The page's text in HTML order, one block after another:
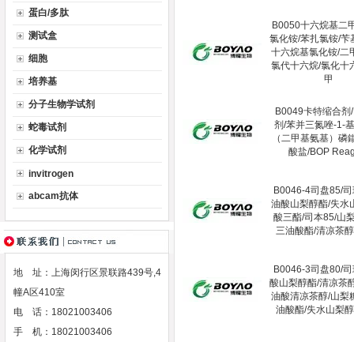
蛋白/多肽
测试盒
细胞
培养基
分子生物学试剂
蛇毒试剂
化学试剂
invitrogen
abcam抗体
地 址：上海闵行区景联路439号,4
幢A区410室
电 话：18021003406
手 机：18021003406
B0050十六烷基二
氯化铵/苯扎氯铵/苄
十六烷基氯化铵/二
氯代十六烷/氯化十
甲
B0049卡特缩合剂
剂/苯并三氮唑-1-
（二甲基氨基）磷
酸盐/BOP
B0046-4司盘85/
油酸山梨醇酯/失水
酸三酯/司本85/山
三油酸酯/清凉茶
B0046-3司盘80/
酸山梨醇酯/清凉茶
油酸清凉茶醇/山梨
油酸酯/失水山梨